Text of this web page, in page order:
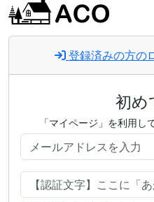
登録済みの方の
初め
「マイページ」を利用し